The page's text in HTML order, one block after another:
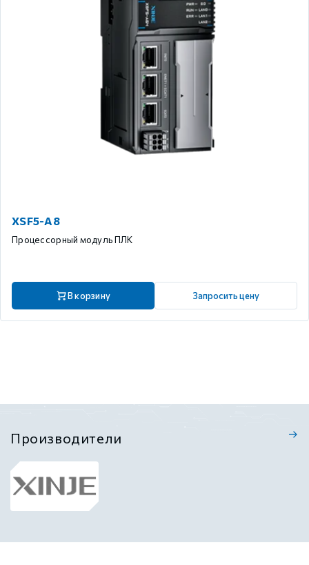
XSF5-A8
Процессорный модуль ПЛК
В корзину Запросить цену
Производители